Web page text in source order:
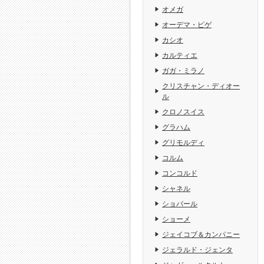
オメガ
オーデマ・ピゲ
カシオ
カルティエ
ガガ・ミラノ
クリスチャン・ディオー
ル
クロノスイス
グラハム
グリモルディ
コルム
コンコルド
シャネル
ショパール
ショーメ
ジェイコブ＆カンパニー
ジェラルド・ジェンタ